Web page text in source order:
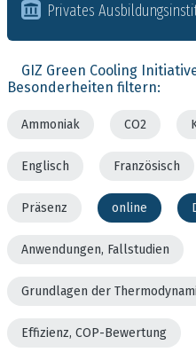
Privates
GIZ Green Cooling
Besonderheiten filtern:
Ammoniak CO2
Englisch Französisch
Präsenz online
Anwendungen, Fallstudien
Grundlagen der
Effizienz, COP-Bewertung